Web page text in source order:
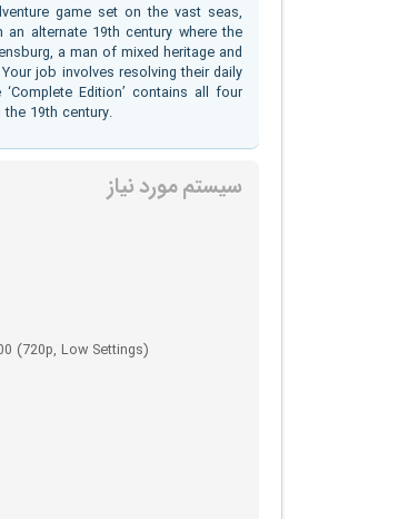
game set on the vast seas,
alternate 19th century where the
a man of mixed heritage and
job involves resolving their daily
Edition’ contains all four
19th century.
سیستم مورد نیاز
(720p, Low Settings)